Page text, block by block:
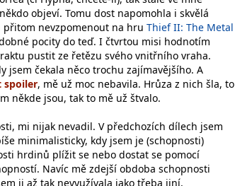
objeví. Tomu dost napomohla i skvělá
nevzpomenout na hru Thief II: The Metal
pocity do teď. I čtvrtou misi hodnotím
pustit ze řetězu svého vnitřního vraha.
jsem čekala něco trochu zajímavějšího. A
, mě už moc nebavila. Hrůza z nich šla, to
někde jsou, tak to mě už štvalo.
mi nijak nevadil. V předchozích dílech jsem
minimalisticky, kdy jsem je (schopnosti)
hrdinů plížit se nebo dostat se pomocí
Navíc mě zdejší obdoba schopnosti
ji až tak nevyužívala jako třeba jiní.